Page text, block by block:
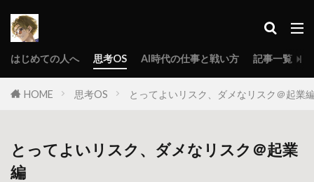
はじめての人へ 思考OS AI時代の仕事と戦い方 記事一覧
HOME 思考OS とってよいリスク、ダメなリスク＠起業
とってよいリスク、ダメなリスク＠起業
編